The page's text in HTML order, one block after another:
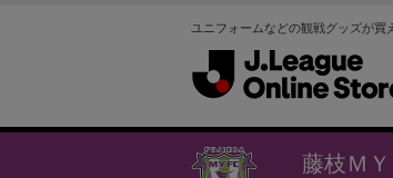
ユニフォームなどの観戦グッズが
藤枝ＭＹ